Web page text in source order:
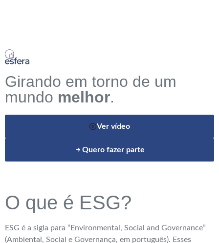
Girando em torno de um
mundo melhor.
Ver vídeo
Quero fazer parte
O que é ESG?
ESG é a sigla para “Environmental, Social and Governance”
(Ambiental, Social e Governança, em português). Esses